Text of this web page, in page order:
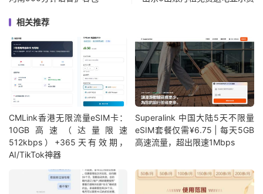
相关推荐
CMLink香港无限流量eSIM卡：
10GB高速（达量限速
512kbps）+365天有效期，
AI/TikTok神器
Superalink 中国大陆5天不限量
eSIM套餐仅需¥6.75 | 每天5GB
高速流量，超出限速1Mbps